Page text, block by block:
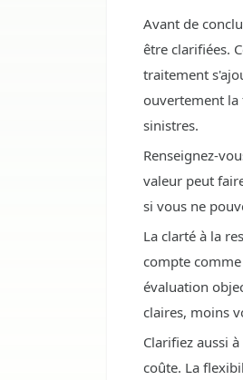
Avant de
être clarifiées.
traitement
ouvertement la
sinistres.
Renseignez-
valeur peut
si vous ne
La clarté à la
compte
évaluation
claires, moins
Clarifiez aussi
coûte. La